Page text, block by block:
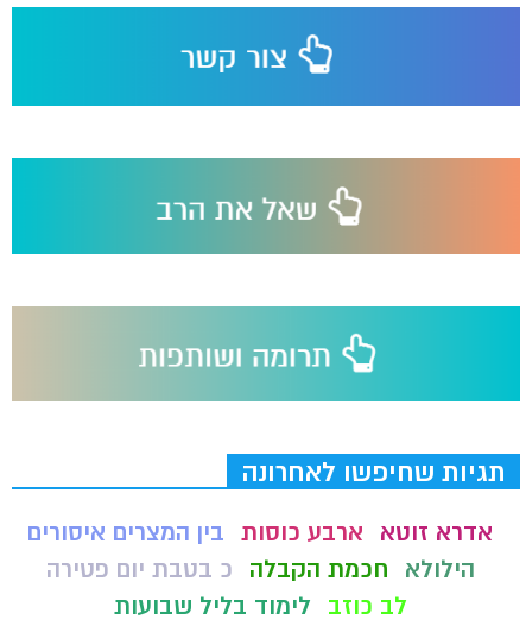
תגיות שחיפשו לאחרונה
אדרא זוטא ארבע כוסות בין המצרים איסורים
הילולא
חכמת הקבלה
כ בטבת יום פטירה
לב כוזב
לימוד בליל שבועות